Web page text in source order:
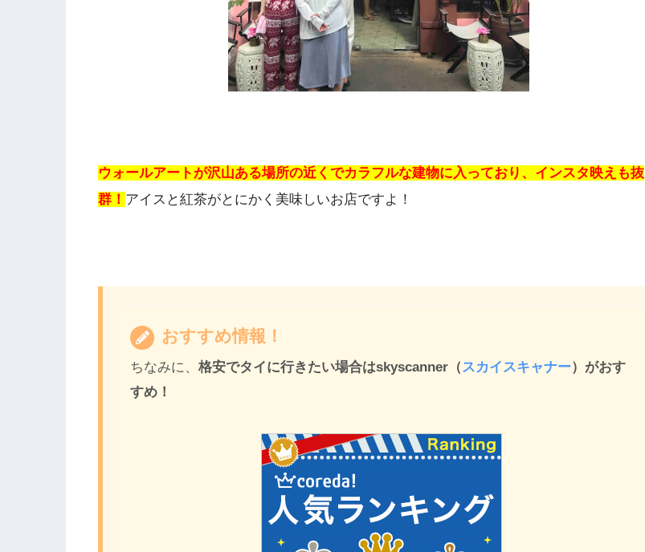
ウォールアートが沢山ある場所の近くでカラフルな建物に入っており、インスタ映えも抜
群！ アイスと紅茶がとにかく美味しいお店ですよ！
おすすめ情報！
ちなみに、格安でタイに行きたい場合はskyscanner（スカイスキャナー）がおす
すめ！